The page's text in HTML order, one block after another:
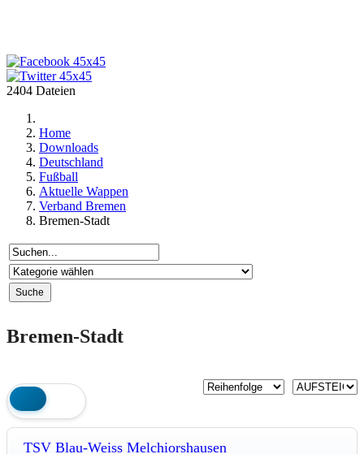
2404 Dateien
Home
Downloads
Deutschland
Fußball
Aktuelle Wappen
Verband Bremen
Bremen-Stadt
Bremen-Stadt
TSV Blau-Weiss Melchiorshausen